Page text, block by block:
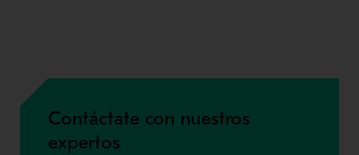
Contáctate con nuestros
expertos